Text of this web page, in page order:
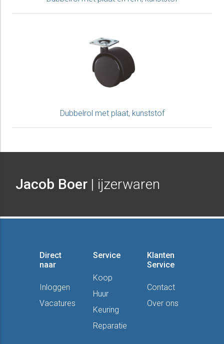
Dubbelrol met plaat, kunststof
Jacob Boer | ijzerwaren
Direct
naar
Inloggen
Vacatures
Service
Koop
Huur
Keuring
Reparatie
Klanten
Service
Contact
Over ons